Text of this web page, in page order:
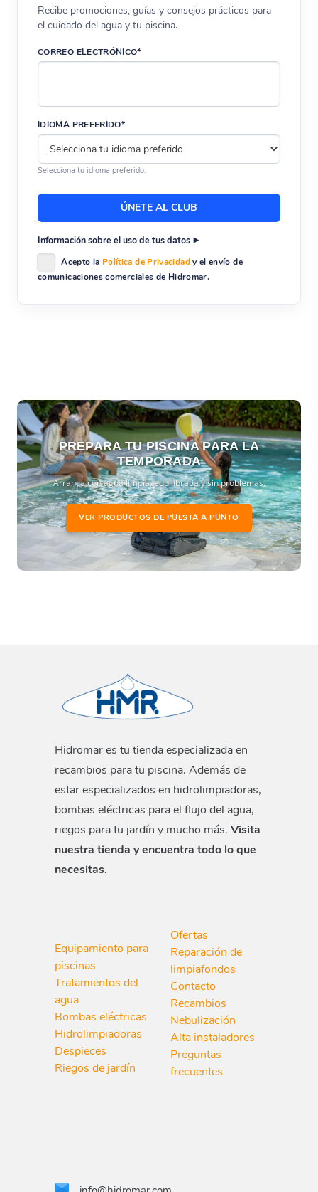
Recibe promociones, guías y consejos prácticos para
el cuidado del agua y tu piscina.
CORREO ELECTRÓNICO*
IDIOMA PREFERIDO*
Selecciona tu idioma preferido.
Información sobre el uso de tus datos
Acepto la Política de Privacidady el envío de
comunicaciones comerciales de Hidromar.
PREPARA TU PISCINA PARA LA
TEMPORADA
Arranca con agua limpia, equilibrada y sin problemas.
VER PRODUCTOS DE PUESTA A PUNTO
Hidromar es tu tienda especializada en
recambios para tu piscina. Además de
estar especializados en hidrolimpiadoras,
bombas eléctricas para el flujo del agua,
riegos para tu jardín y mucho más. Visita
nuestra tienda y encuentra todo lo que
necesitas.
Equipamiento para
piscinas
Tratamientos del
agua
Bombas eléctricas
Hidrolimpiadoras
Despieces
Riegos de jardín
Ofertas
Reparación de
limpiafondos
Contacto
Recambios
Nebulización
Alta instaladores
Preguntas
frecuentes